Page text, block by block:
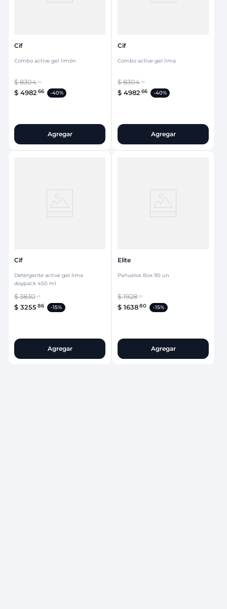
Cif
Combo active gel limón
$8304 44
$ 4982 66 -40%
Agregar
Cif
Combo active gel lima
$8304 44
$ 4982 66 -40%
Agregar
Cif
Detergente active gel lima
doypack 450 ml
$3830 42
$ 325586 -15%
Agregar
Elite
Pañuelos Box 90 un
$1928 00
$ 163880 -15%
Agregar